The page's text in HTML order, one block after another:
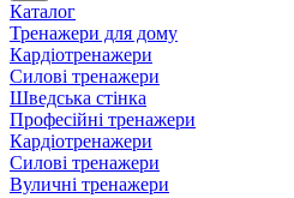
Каталог
Тренажери для дому
Кардіотренажери
Силові тренажери
Шведська стінка
Професійні тренажери
Кардіотренажери
Силові тренажери
Вуличні тренажери